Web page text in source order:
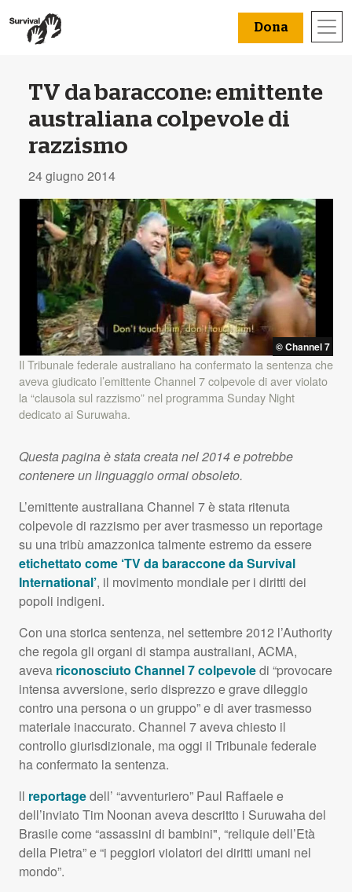
Dona
TV da baraccone: emittente
australiana colpevole di
razzismo
24 giugno 2014
© Channel 7
Il Tribunale federale australiano ha confermato la sentenza che
aveva giudicato l’emittente Channel 7 colpevole di aver violato
la “clausola sul razzismo” nel programma Sunday Night
dedicato ai Suruwaha.
Questa pagina è stata creata nel 2014 e potrebbe
contenere un linguaggio ormai obsoleto.
L’emittente australiana Channel 7 è stata ritenuta
colpevole di razzismo per aver trasmesso un reportage
su una tribù amazzonica talmente estremo da essere
etichettato come ‘TV da baraccone da Survival
International’, il movimento mondiale per i diritti dei
popoli indigeni.
Con una storica sentenza, nel settembre 2012 l’Authority
che regola gli organi di stampa australiani, ACMA,
aveva riconosciuto Channel 7 colpevoledi “provocare
intensa avversione, serio disprezzo e grave dileggio
contro una persona o un gruppo” e di aver trasmesso
materiale inaccurato. Channel 7 aveva chiesto il
controllo giurisdizionale, ma oggi il Tribunale federale
ha confermato la sentenza.
ll reportagedell’ “avventuriero” Paul Raffaele e
dell’inviato Tim Noonan aveva descritto i Suruwaha del
Brasile come “assassini di bambini", “reliquie dell’Età
della Pietra” e “i peggiori violatori dei diritti umani nel
mondo”.